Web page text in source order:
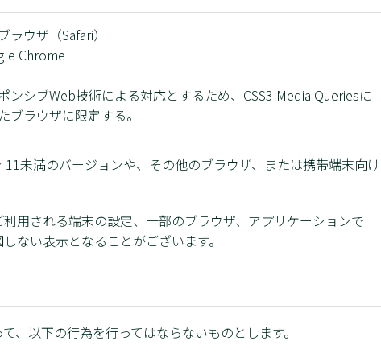
ラウザ（Safari）
Chrome
ンシブWeb技術による対応とするため、CSS3 Media Queriesに
ブラウザに限定する。
未満のバージョンや、その他のブラウザ、または携帯端末向け
用される端末の設定、一部のブラウザ、アプリケーションで
ない表示となることがございます。
、以下の行為を行ってはならないものとします。